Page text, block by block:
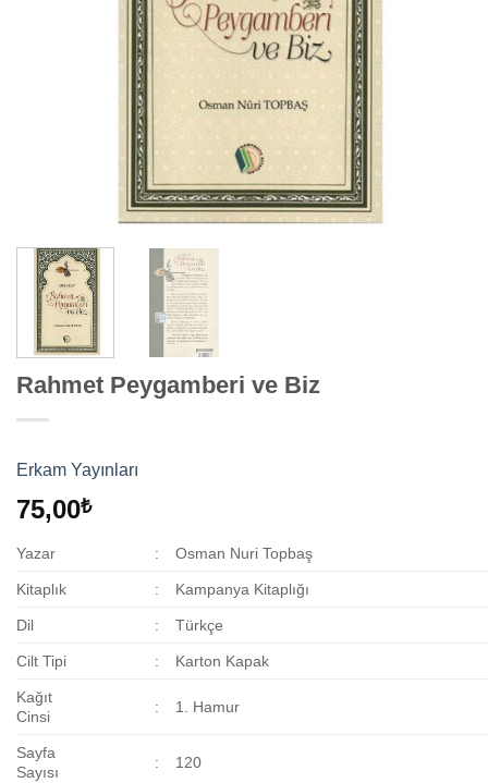
Rahmet Peygamberi ve Biz
Erkam Yayınları
75,00₺
Yazar : Osman Nuri Topbaş
Kitaplık : Kampanya Kitaplığı
Dil : Türkçe
Cilt Tipi : Karton Kapak
Kağıt
Cinsi
: 1. Hamur
Sayfa
Sayısı
: 120